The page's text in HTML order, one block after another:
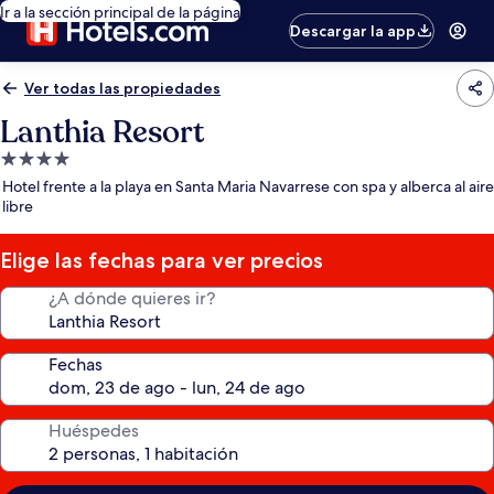
Ir a la sección principal de la página
Descargar la app
Ver todas las propiedades
Lanthia Resort
Propiedad
de
4.0
estrellas
Hotel frente a la playa en Santa Maria Navarrese con spa y alberca al aire
libre
Elige las fechas para ver precios
¿A dónde quieres ir?
Fechas
Huéspedes